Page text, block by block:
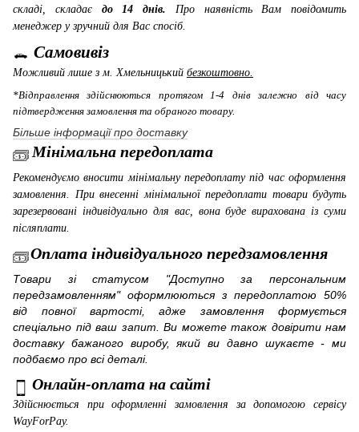
складі, складає до 14 днів. Про наявність Вам повідомить
менеджер у зручний для Вас спосіб.
Самовивіз
Можливий лише з м. Хмельницький безкоштовно.
*Відправлення здійснюються протягом 1-4 днів залежно від часу
підтвердження замовлення та обраного товару.
Більше інформації про доставку
Мінімальна передоплата
Рекомендуємо вносити мінімальну передоплату під час оформлення
замовлення. При внесенні мінімальної передоплати товари будуть
зарезервовані індивідуально для вас, вона буде вирахована із суми
післяплати.
Оплата індивідуального передзамовлення
Товари зі статусом "Доступно за персональним
передзамовленням" оформлюються з передоплатою 50%
від повної вартості, адже замовлення формується
спеціально під ваш запит. Ви можете також довірити нам
доставку бажаного виробу, який ви давно шукаєте - ми
подбаємо про всі деталі.
Онлайн-оплата на сайті
Здійснюється при оформленні замовлення за допомогою сервісу
WayForPay.